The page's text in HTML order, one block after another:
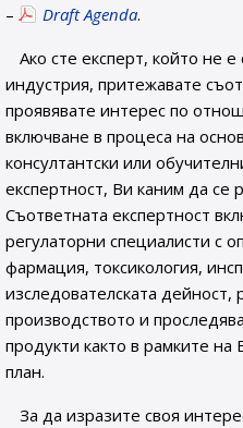
–
Draft Agenda.
Ако сте експерт, който не
индустрия, притежавате
проявявате интерес по
включване в процеса на
консултантски или
експертност, Ви каним да се
Съответната експертност
регулаторни специалисти с
фармация, токсикология,
изследователската дейност,
производството и
продукти както в рамките
план.
За да изразите своя